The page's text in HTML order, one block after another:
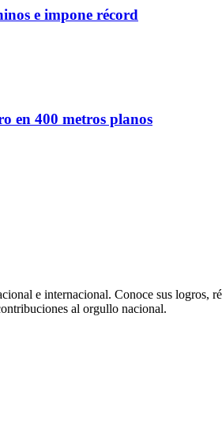
e impone récord
en 400 metros planos
e internacional. Conoce sus
al orgullo nacional.